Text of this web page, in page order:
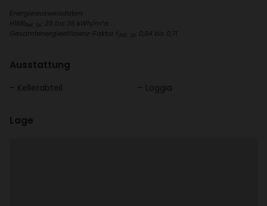
Ener­gie­aus­weis­daten:
HWBRef, SK
: 25 bis 35 kWh/​m²a
Gesamt­ener­gie­ef­fi­zienz-Faktor f GEE, SK : 0,64 bis 0,71
Ausstat­tung
Keller­ab­teil Loggia
Lage